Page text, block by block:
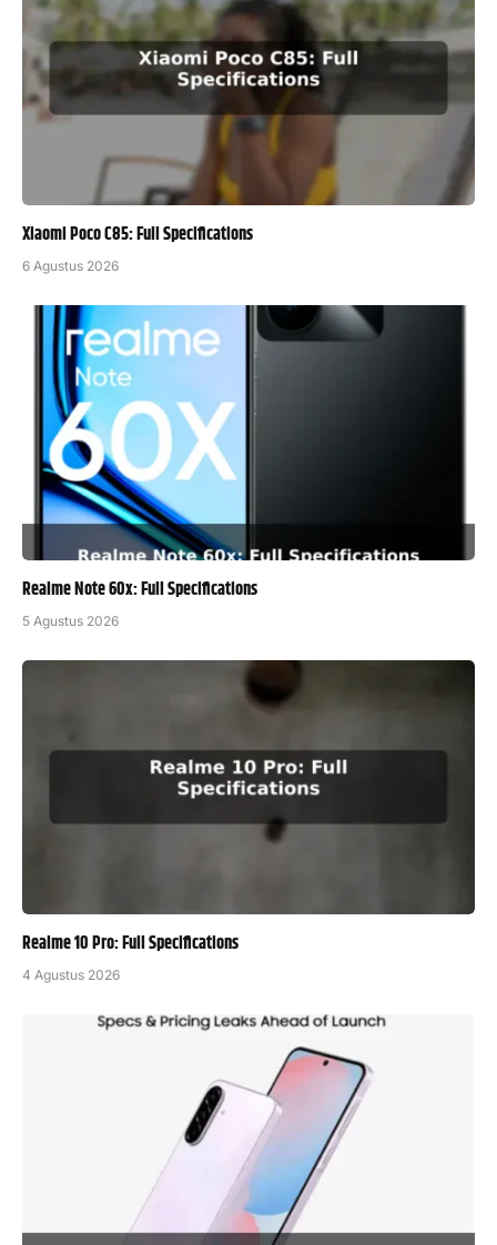
Xiaomi Poco C85: Full Specifications
6 Agustus 2026
Realme Note 60x: Full Specifications
5 Agustus 2026
Realme 10 Pro: Full Specifications
4 Agustus 2026